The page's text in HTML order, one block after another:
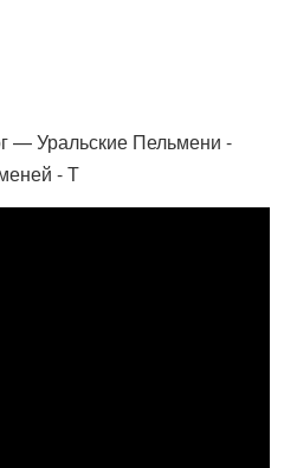
— Уральские Пельмени -
- Т